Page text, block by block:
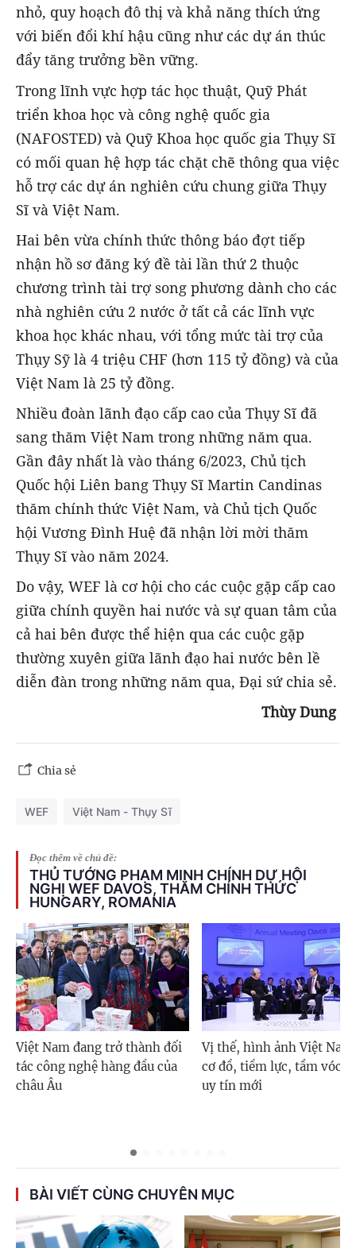
nhỏ, quy hoạch đô thị và khả năng thích ứng
với biến đổi khí hậu cũng như các dự án thúc
đẩy tăng trưởng bền vững.
Trong lĩnh vực hợp tác học thuật, Quỹ Phát
triển khoa học và công nghệ quốc gia
(NAFOSTED) và Quỹ Khoa học quốc gia Thụy Sĩ
có mối quan hệ hợp tác chặt chẽ thông qua việc
hỗ trợ các dự án nghiên cứu chung giữa Thụy
Sĩ và Việt Nam.
Hai bên vừa chính thức thông báo đợt tiếp
nhận hồ sơ đăng ký đề tài lần thứ 2 thuộc
chương trình tài trợ song phương dành cho các
nhà nghiên cứu 2 nước ở tất cả các lĩnh vực
khoa học khác nhau, với tổng mức tài trợ của
Thụy Sỹ là 4 triệu CHF (hơn 115 tỷ đồng) và của
Việt Nam là 25 tỷ đồng.
Nhiều đoàn lãnh đạo cấp cao của Thụy Sĩ đã
sang thăm Việt Nam trong những năm qua.
Gần đây nhất là vào tháng 6/2023, Chủ tịch
Quốc hội Liên bang Thụy Sĩ Martin Candinas
thăm chính thức Việt Nam, và Chủ tịch Quốc
hội Vương Đình Huệ đã nhận lời mời thăm
Thụy Sĩ vào năm 2024.
Do vậy, WEF là cơ hội cho các cuộc gặp cấp cao
giữa chính quyền hai nước và sự quan tâm của
cả hai bên được thể hiện qua các cuộc gặp
thường xuyên giữa lãnh đạo hai nước bên lề
diễn đàn trong những năm qua, Đại sứ chia sẻ.
Thùy Dung
Chia sẻ
WEF Việt Nam - Thụy Sĩ
Đọc thêm về chủ đề:
THỦ TƯỚNG PHẠM MINH CHÍNH DỰ HỘI
NGHỊ WEF DAVOS, THĂM CHÍNH THỨC
HUNGARY, ROMANIA
Việt Nam đang trở thành đối
tác công nghệ hàng đầu của
châu Âu
Vị thế, hình ảnh Việt
cơ đồ, tiềm lực, tầm vóc
uy tín mới
BÀI VIẾT CÙNG CHUYÊN MỤC